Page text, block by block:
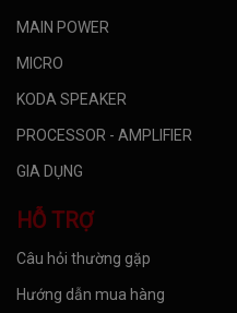
MAIN POWER
MICRO
KODA SPEAKER
PROCESSOR - AMPLIFIER
GIA DỤNG
HỖ TRỢ
Câu hỏi thường gặp
Hướng dẫn mua hàng